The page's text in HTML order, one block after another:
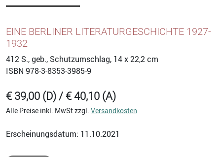
EINE BERLINER LITERATURGESCHICHTE 1927-
1932
412 S., geb., Schutzumschlag, 14 x 22,2 cm
ISBN 978-3-8353-3985-9
€ 39,00 (D) / € 40,10 (A)
Alle Preise inkl. MwSt zzgl. Versandkosten
Erscheinungsdatum: 11.10.2021